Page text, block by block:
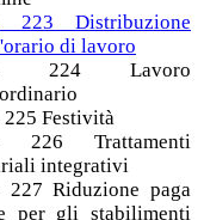
223 Distribuzione
di lavoro
224 Lavoro
225 Festività
226 Trattamenti
integrativi
227 Riduzione paga
per gli stabilimenti